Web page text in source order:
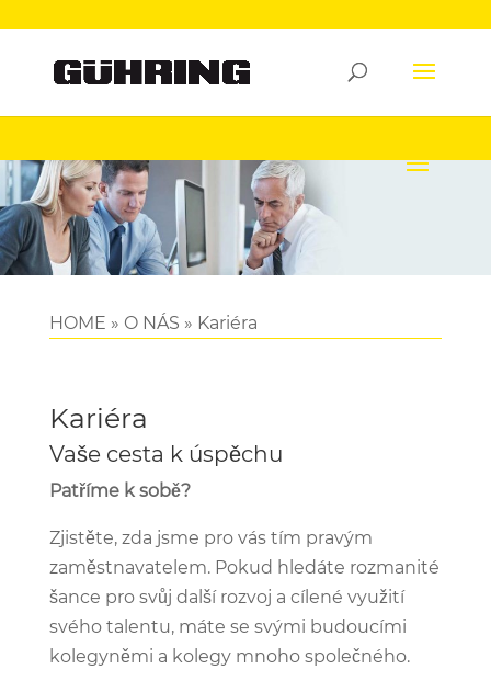
HOME » O NÁS » Kariéra
Kariéra
Vaše cesta k úspěchu
Patříme k sobě?
Zjistěte, zda jsme pro vás tím pravým
zaměstnavatelem. Pokud hledáte rozmanité
šance pro svůj další rozvoj a cílené využití
svého talentu, máte se svými budoucími
kolegyněmi a kolegy mnoho společného.